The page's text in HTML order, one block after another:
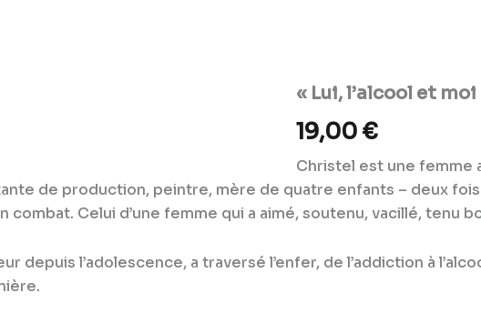
« Lui, l’alcool et moi
19,00 €
Christel est une femme
de production, peintre, mère de quatre enfants – deux fois
combat. Celui d’une femme qui a aimé, soutenu, vacillé, tenu
depuis l’adolescence, a traversé l’enfer, de l’addiction à